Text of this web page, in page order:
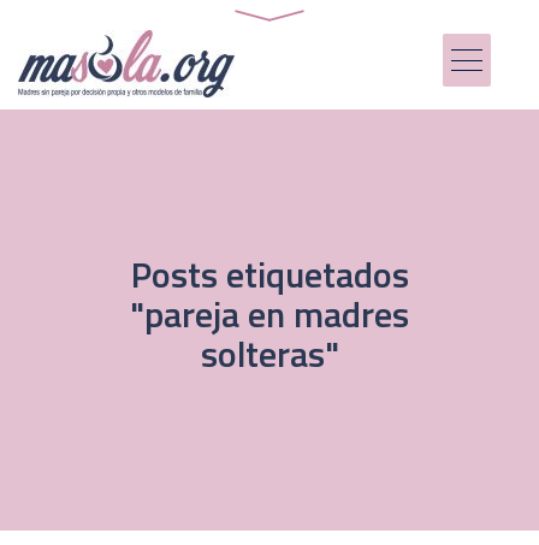
Posts etiquetados
"pareja en madres
solteras"